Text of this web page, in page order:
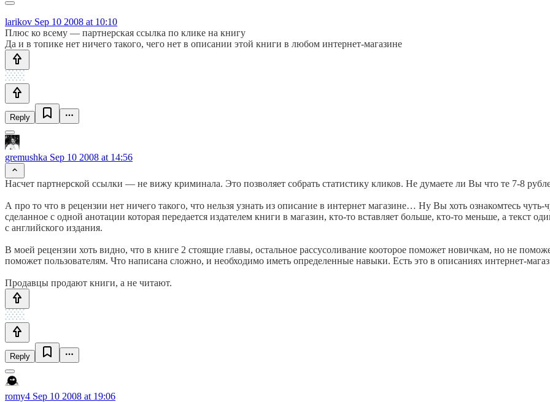
larikov Sep 10 2008 at 10:10
Плюс ко всему — партнерская ссылка по клике на книгу
Да и в топике нет ничего такого, чего нет в описании этой книги в любом интернет-магазине
Reply
gremushka Sep 10 2008 at 14:56
Насчет партнерской ссылки — не вижу криминала. Это позволяет собрать статистику кликов. Не думаете ли Вы что те 7-8
А про то что в рецензии нет ничего такого, что нельзя узнать из описание в интернет магазине… Ну Вы хоть ознакомтесь
сделанное с одной анотации которая передается издателем книги в магазин, кто-то вставляет больше, кто-то меньше, а текст
с английского издания.
В моей рецензии хоть видно, что в книге 2 стоящие главы, остальное рассусоливание кооторое поможет новичкам, но не
поможет пользователям. Что написана сложно, и необходимо иметь определенные навыки. Есть это в описаниях интернет-
Продавцы продают книги, а не читают.
Reply
romy4 Sep 10 2008 at 19:06